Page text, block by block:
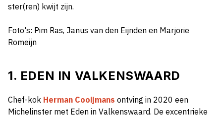
ster(ren) kwijt zijn.
Foto's: Pim Ras, Janus van den Eijnden en Marjorie
Romeijn
1. EDEN IN VALKENSWAARD
Chef-kok Herman Cooijmans ontving in 2020 een
Michelinster met Eden in Valkenswaard. De excentrieke